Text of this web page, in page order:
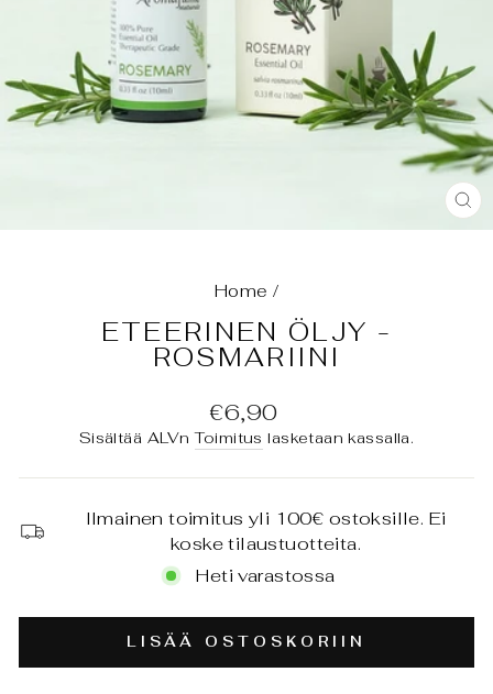
Home /
ETEERINEN ÖLJY -
ROSMARIINI
Normaali
hinta
€6,90
Sisältää ALVnToimitus lasketaan kassalla.
Ilmainen toimitus yli 100€ ostoksille. Ei
koske tilaustuotteita.
Heti varastossa
LISÄÄ OSTOSKORIIN